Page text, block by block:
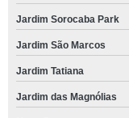
Jardim Sorocaba Park
Jardim São Marcos
Jardim Tatiana
Jardim das Magnólias